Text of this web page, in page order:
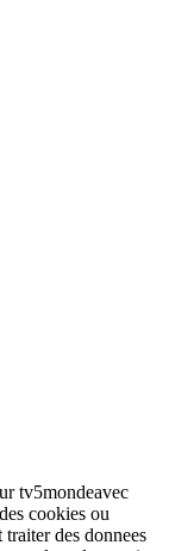
tv5mondeavec
cookies ou
des donnees